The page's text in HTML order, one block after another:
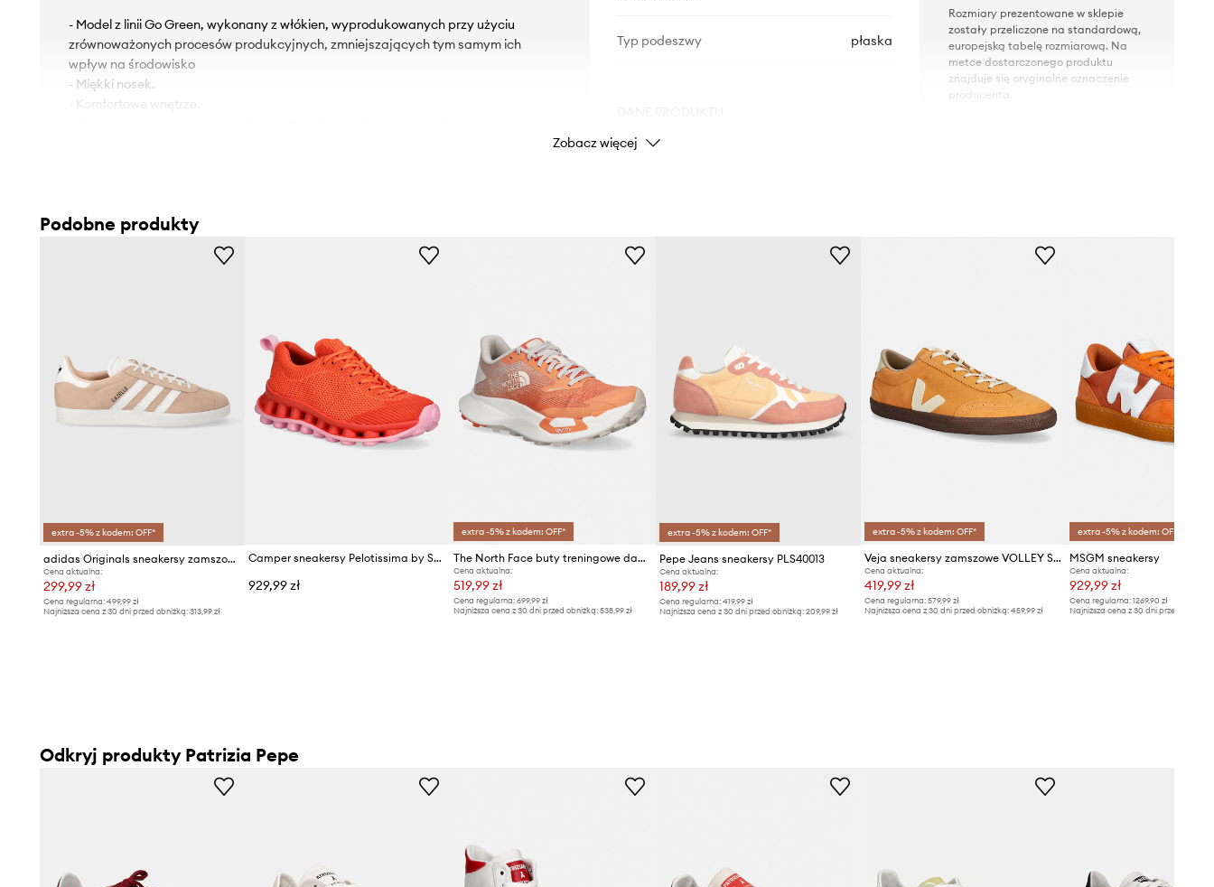
- Model z linii Go Green, wykonany z włókien, wyprodukowanych przy użyciu
zrównoważonych procesów produkcyjnych, zmniejszających tym samym ich
wpływ na środowisko
- Miękki nosek.
- Komfortowe wnętrze.
Typ podeszwy płaska
Marka Patrizia Pepe
ID Produktu
Rozmiary prezentowane w sklepie
zostały przeliczone na standardową,
europejską tabelę rozmiarową. Na
metce dostarczonego produktu
znajduje się oryginalne oznaczenie
producenta.
Zobacz więcej
Podobne produkty
extra -5% z kodem: OFF*
adidas Originals sneakersy zamszowe Gazelle
Cena aktualna:
299,99 zł
Cena regularna: 499,99 zł
Najniższa cena z 30 dni przed obniżką: 313,99 zł
Camper sneakersy Pelotissima by Sunnei
929,99 zł
extra -5% z kodem: OFF*
The North Face buty treningowe damskie VECTIV ENDURIS 4
Cena aktualna:
519,99 zł
Cena regularna: 699,99 zł
Najniższa cena z 30 dni przed obniżką: 538,99 zł
extra -5% z kodem: OFF*
Pepe Jeans sneakersy PLS40013
Cena aktualna:
189,99 zł
Cena regularna: 419,99 zł
Najniższa cena z 30 dni przed obniżką: 209,99 zł
extra -5% z kodem: OFF*
Veja sneakersy zamszowe VOLLEY SUEDE
Cena aktualna:
419,99 zł
Cena regularna:579,99 zł
Najniższa cena z 30 dni przed obniżką:459,99 zł
extra -5% z kodem: OFF*
MSGM sneakersy
Cena aktualna:
929,99 zł
Cena regularna: 1269,90 zł
Najniższa cena z 30 dni przed obniżką:
Odkryj produkty Patrizia Pepe